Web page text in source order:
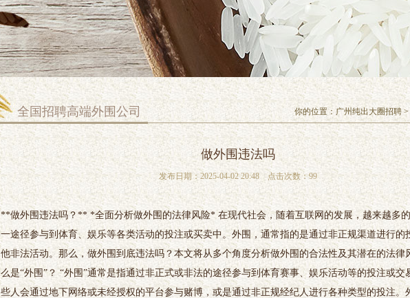
全国招聘高端外围公司 你的位置： 广州纯出大圈招聘 >
做外围违法吗
发布日期：2025-04-02 20:48 点击次数：99
**做外围违法吗？** *全面分析做外围的法律风险* 在现代社会，随着互联网的发展，越来越多
一途径参与到体育、娱乐等各类活动的投注或买卖中。外围，通常指的是通过非正规渠道进行的
他非法活动。那么，做外围到底违法吗？本文将从多个角度分析做外围的合法性及其潜在的法律
么是“外围”？ “外围”通常是指通过非正式或非法的途径参与到体育赛事、娱乐活动等的投注或交
些人会通过地下网络或未经授权的平台参与赌博，或是通过非正规经纪人进行各种类型的投注。